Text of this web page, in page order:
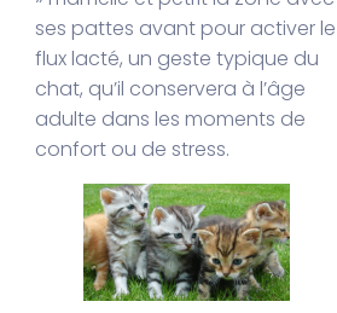
ses pattes avant pour activer le
flux lacté, un geste typique du
chat, qu’il conservera à l’âge
adulte dans les moments de
confort ou de stress.